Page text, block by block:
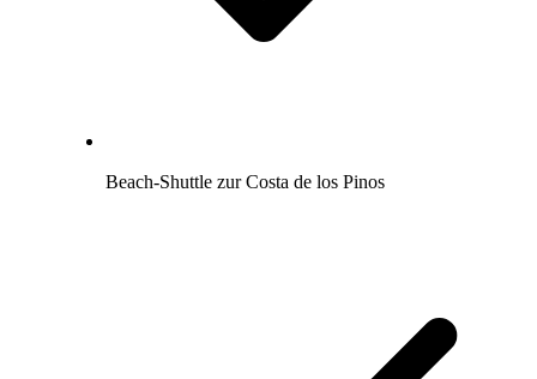
Beach-Shuttle zur Costa de los Pinos